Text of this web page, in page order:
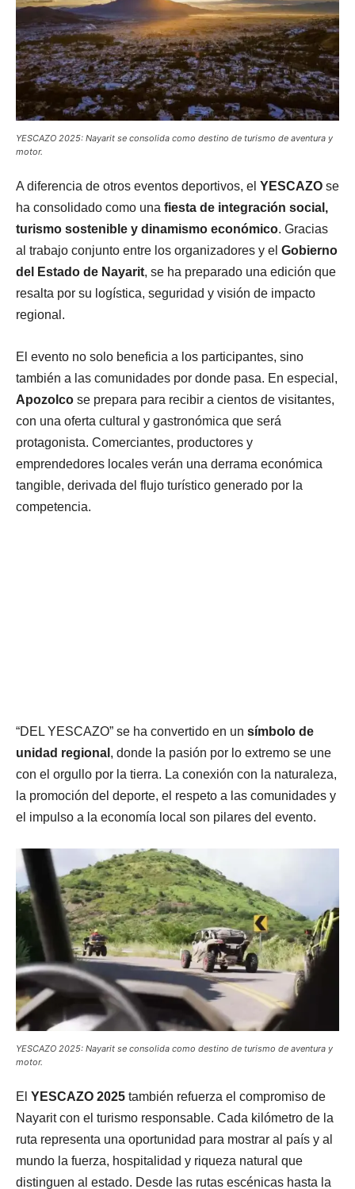
YESCAZO 2025: Nayarit se consolida como destino de turismo de aventura y
motor.
A diferencia de otros eventos deportivos, el YESCAZO se
ha consolidado como una fiesta de integración social,
turismo sostenible y dinamismo económico. Gracias
al trabajo conjunto entre los organizadores y el Gobierno
del Estado de Nayarit, se ha preparado una edición que
resalta por su logística, seguridad y visión de impacto
regional.
El evento no solo beneficia a los participantes, sino
también a las comunidades por donde pasa. En especial,
Apozolco se prepara para recibir a cientos de visitantes,
con una oferta cultural y gastronómica que será
protagonista. Comerciantes, productores y
emprendedores locales verán una derrama económica
tangible, derivada del flujo turístico generado por la
competencia.
“DEL YESCAZO” se ha convertido en un símbolo de
unidad regional , donde la pasión por lo extremo se une
con el orgullo por la tierra. La conexión con la naturaleza,
la promoción del deporte, el respeto a las comunidades y
el impulso a la economía local son pilares del evento.
YESCAZO 2025: Nayarit se consolida como destino de turismo de aventura y
motor.
El YESCAZO 2025 también refuerza el compromiso de
Nayarit con el turismo responsable. Cada kilómetro de la
ruta representa una oportunidad para mostrar al país y al
mundo la fuerza, hospitalidad y riqueza natural que
distinguen al estado. Desde las rutas escénicas hasta la